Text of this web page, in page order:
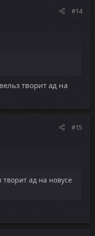
#14
творит ад на
#15
ад на новусе